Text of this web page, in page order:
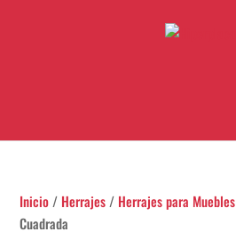
Inicio / Herrajes / Herrajes para Muebles
Cuadrada